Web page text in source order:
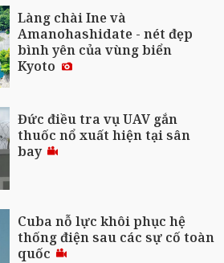
Làng chài Ine và
Amanohashidate - nét đẹp
bình yên của vùng biển
Kyoto
Đức điều tra vụ UAV gắn
thuốc nổ xuất hiện tại sân
bay
Cuba nỗ lực khôi phục hệ
thống điện sau các sự cố toàn
quốc